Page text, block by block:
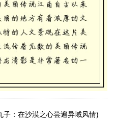
子：在沙漠之心尝遍异域风情)